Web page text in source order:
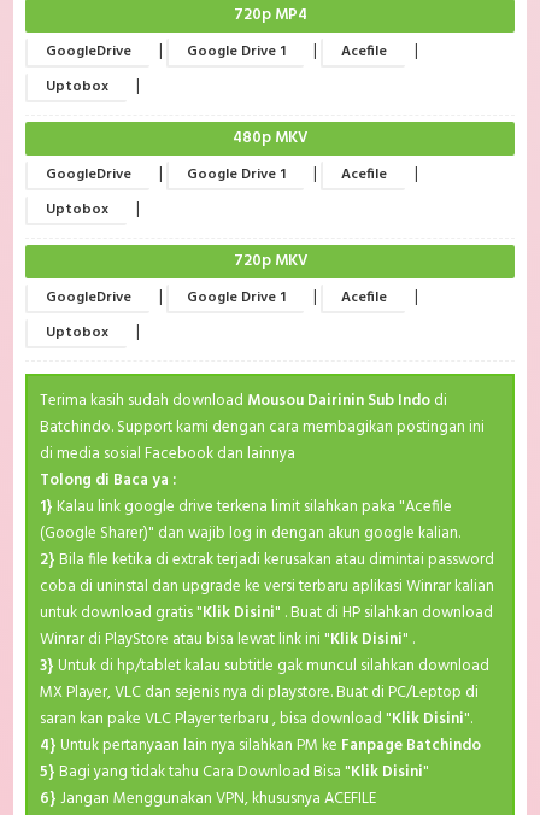
720p MP4
GoogleDrive | Google Drive 1 | Acefile |
Uptobox |
480p MKV
GoogleDrive | Google Drive 1 | Acefile |
Uptobox |
720p MKV
GoogleDrive | Google Drive 1 | Acefile |
Uptobox |
Terima kasih sudah download Mousou Dairinin Sub Indodi
Batchindo. Support kami dengan cara membagikan postingan ini
di media sosial Facebook dan lainnya
Tolong di Baca ya :
1} Kalau link google drive terkena limit silahkan paka "Acefile
(Google Sharer)" dan wajib log in dengan akun google kalian.
2} Bila file ketika di extrak terjadi kerusakan atau dimintai password
coba di uninstal dan upgrade ke versi terbaru aplikasi Winrar kalian
untuk download gratis "Klik Disini" . Buat di HP silahkan download
Winrar di PlayStore atau bisa lewat link ini "Klik Disini" .
3} Untuk di hp/tablet kalau subtitle gak muncul silahkan download
MX Player, VLC dan sejenis nya di playstore. Buat di PC/Leptop di
saran kan pake VLC Player terbaru , bisa download "Klik Disini".
4} Untuk pertanyaan lain nya silahkan PM ke Fanpage Batchindo
5} Bagi yang tidak tahu Cara Download Bisa "Klik Disini"
6}Jangan Menggunakan VPN, khususnya ACEFILE